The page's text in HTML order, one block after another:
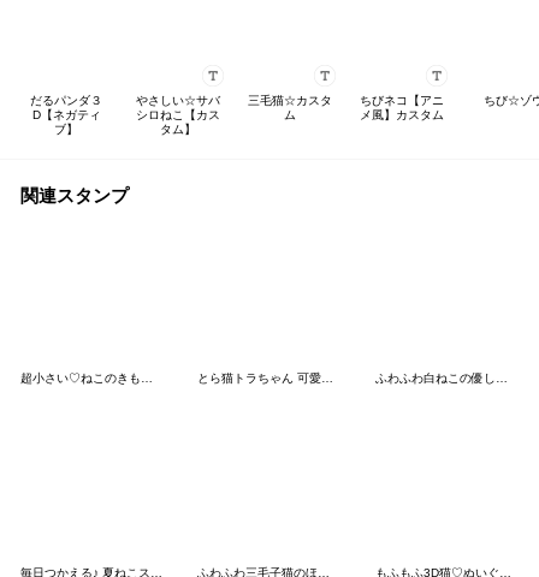
だるパンダ３
D【ネガティ
ブ】
やさしい☆サバ
シロねこ【カス
タム】
三毛猫☆カスタ
ム
ちびネコ【アニ
メ風】カスタム
ちび☆ゾ
関連スタンプ
超小さい♡ねこのきもち② とら猫トラちゃん 可愛い毎日 ふわふわ白ねこの優しい毎日